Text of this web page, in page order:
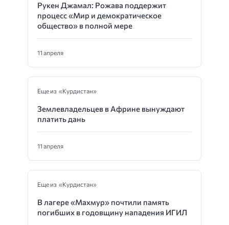
Рукен Джамал: Рожава поддержит
процесс «Мир и демократическое
общество» в полной мере
11 апреля
Еще из «Курдистан»
Землевладельцев в Африне вынуждают
платить дань
11 апреля
Еще из «Курдистан»
В лагере «Махмур» почтили память
погибших в годовщину нападения ИГИЛ